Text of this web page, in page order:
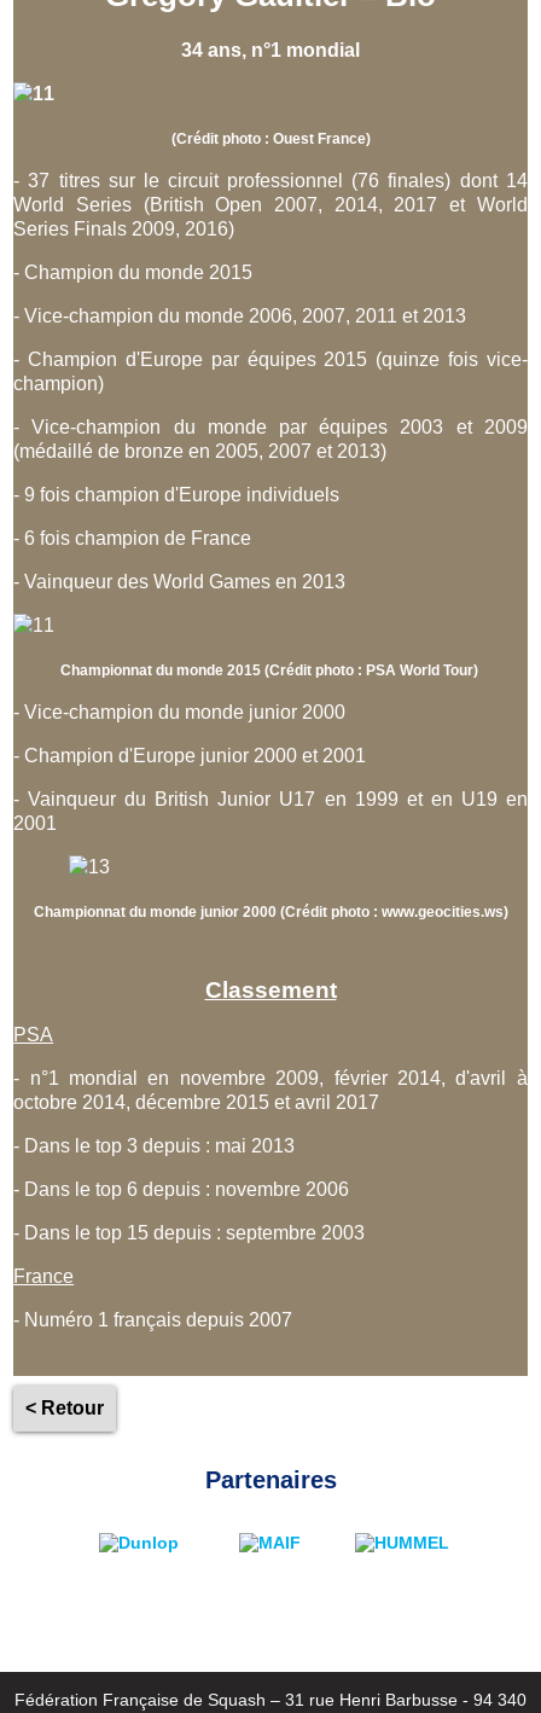
34 ans, n°1 mondial
(Crédit photo : Ouest France)
- 37 titres sur le circuit professionnel (76 finales) dont 14
World Series (British Open 2007, 2014, 2017 et World
Series Finals 2009, 2016)
- Champion du monde 2015
- Vice-champion du monde 2006, 2007, 2011 et 2013
- Champion d'Europe par équipes 2015 (quinze fois vice-
champion)
- Vice-champion du monde par équipes 2003 et 2009
(médaillé de bronze en 2005, 2007 et 2013)
- 9 fois champion d'Europe individuels
- 6 fois champion de France
- Vainqueur des World Games en 2013
Championnat du monde 2015 (Crédit photo : PSA World Tour)
- Vice-champion du monde junior 2000
- Champion d'Europe junior 2000 et 2001
- Vainqueur du British Junior U17 en 1999 et en U19 en
2001
Championnat du monde junior 2000 (Crédit photo : www.geocities.ws)
Classement
PSA
- n°1 mondial en novembre 2009, février 2014, d'avril à
octobre 2014, décembre 2015 et avril 2017
- Dans le top 3 depuis : mai 2013
- Dans le top 6 depuis : novembre 2006
- Dans le top 15 depuis : septembre 2003
France
- Numéro 1 français depuis 2007
< Retour
Partenaires
Fédération Française de Squash – 31 rue Henri Barbusse - 94 340